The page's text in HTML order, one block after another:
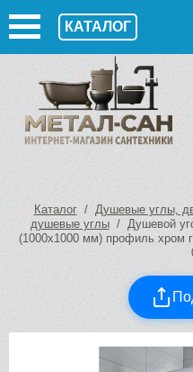
КАТАЛОГ
Каталог/ Душевые углы,
душевые углы/ Душевой
(1000х1000 мм) профиль хром